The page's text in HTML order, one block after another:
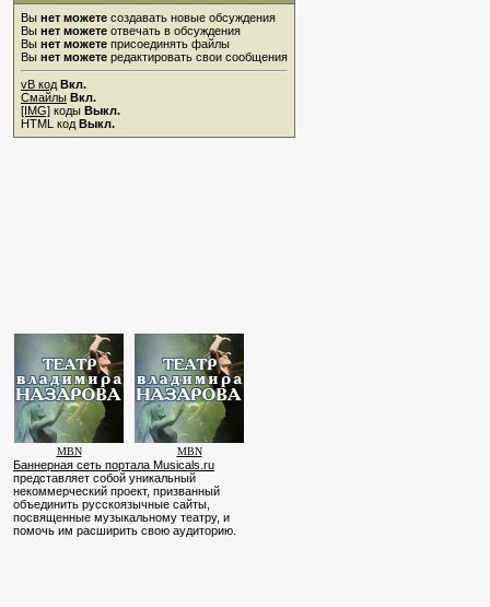
Вы нет можете создавать новые обсуждения
Вы нет можете отвечать в обсуждения
Вы нет можете присоединять файлы
Вы нет можете редактировать свои сообщения
vB код Вкл.
Смайлы Вкл.
[IMG] коды Выкл.
HTML код Выкл.
MBN MBN
Баннерная сеть портала Musicals.ru
представляет собой уникальный
некоммерческий проект, призванный
объединить русскоязычные сайты,
посвященные музыкальному театру, и
помочь им расширить свою аудиторию.